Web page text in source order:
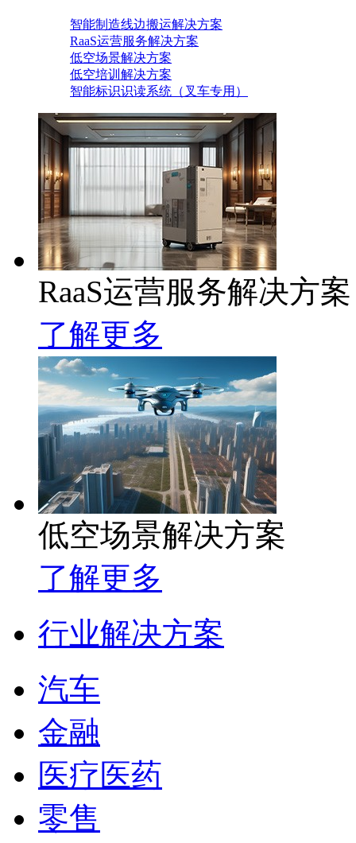
智能制造线边搬运解决方案
RaaS运营服务解决方案
低空场景解决方案
低空培训解决方案
智能标识识读系统（叉车专用）
RaaS运营服务解决方案
了解更多
低空场景解决方案
了解更多
行业解决方案
汽车
金融
医疗医药
零售